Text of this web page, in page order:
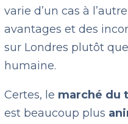
varie d’un cas à
avantages et des
sur Londres plutôt
humaine.
Certes, le marché du
est beaucoup plus